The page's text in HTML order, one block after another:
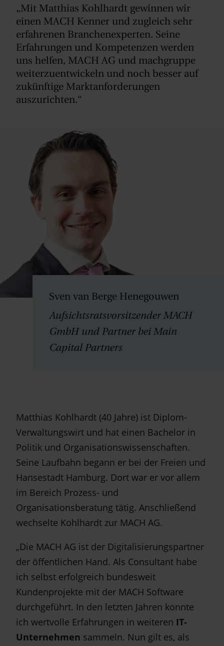
„Mit Matthias Kohlhardt gewinnen wir
einen MACH Kenner und zugleich sehr
erfahrenen Branchenexperten. Seine
Erfahrungen und Kompetenzen werden
uns helfen, MACH AG und machgruppe
weiterzuentwickeln und noch besser auf
zukünftige Marktanforderungen
auszurichten.“
Sven van Berge Henegouwen
Aufsichtsratsvorsitzender MACH
GmbH und Partner bei Main
Capital Partners
Matthias Kohlhardt (40 Jahre) ist Diplom-
Verwaltungswirt und hat einen Bachelor in
Politik und Organisationswissenschaften.
Seine Laufbahn begann er bei der Freien und
Hansestadt Hamburg. Dort war er vor allem
im Bereich Prozess- und
Organisationsberatung tätig. Anschließend
wechselte Kohlhardt zur MACH AG.
„Die MACH AG ist der Digitalisierungspartner
der öffentlichen Hand. Als Consultant habe
ich selbst erfolgreich bundesweit
Kundenprojekte mit der MACH Software
durchgeführt. In den letzten Jahren konnte
ich wertvolle Erfahrungen in weiteren IT-
Unternehmen sammeln. Nun gilt es, als